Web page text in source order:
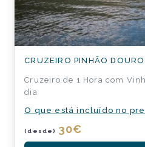
CRUZEIRO PINHÃO
Cruzeiro de 1 Hora com
dia
O que está incluído no
(desde) 30€